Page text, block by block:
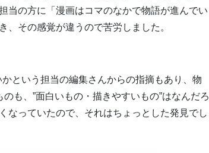
当の方に「漫画はコマのなかで物語が進んでい
、その感覚が違うので苦労しました。
という担当の編集さんからの指摘もあり、物
も、”面白いもの・描きやすいもの”はなんだろ
なっていたので、それはちょっとした発見でし